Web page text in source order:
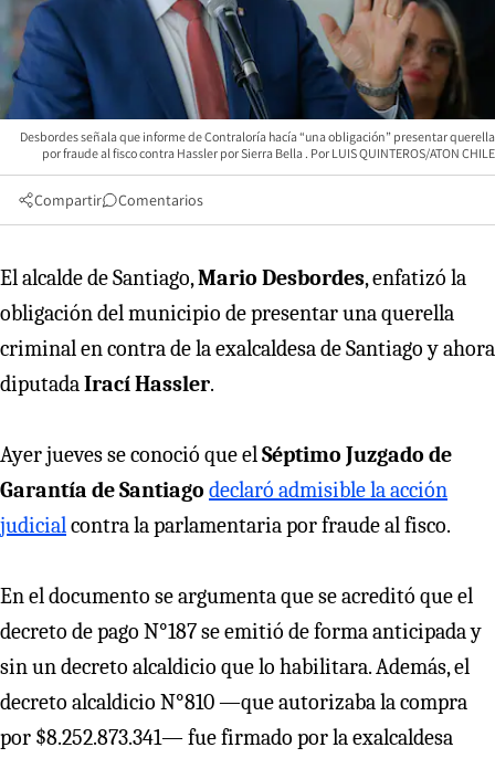
Desbordes señala que informe de Contraloría hacía “una obligación” presentar querella
por fraude al fisco contra Hassler por Sierra Bella
LUIS QUINTEROS/ATON CHILE
Compartir Comentarios
El alcalde de Santiago,Mario Desbordes, enfatizó la
obligación del municipio de presentar una querella
criminal en contra de la exalcaldesa de Santiago y ahora
diputadaIrací Hassler.
Ayer jueves se conoció que elSéptimo Juzgado de
Garantía de Santiago declaró admisible la acción
judicialcontra la parlamentaria por fraude al fisco.
En el documento se argumenta que se acreditó que el
decreto de pago N°187 se emitió de forma anticipada y
sin un decreto alcaldicio que lo habilitara. Además, el
decreto alcaldicio N°810 —que autorizaba la compra
por $8.252.873.341— fue firmado por la exalcaldesa